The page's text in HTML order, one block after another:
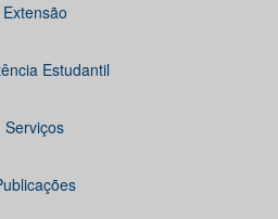
Extensão
Estudantil
Serviços